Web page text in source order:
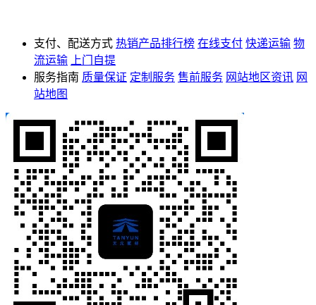
支付、配送方式 热销产品排行榜 在线支付 快递运输 物
流运输
上门自提
服务指南 质量保证 定制服务 售前服务 网站地区资讯 网
站地图